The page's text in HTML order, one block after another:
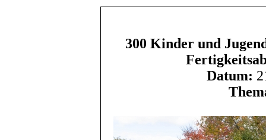
300 Kinder und
Datum: